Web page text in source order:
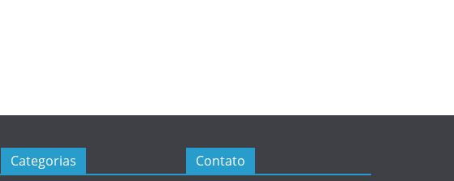
Categorias Contato